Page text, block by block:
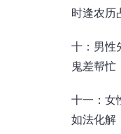
时逢农历
十：男性
鬼差帮忙
十一：女
如法化解